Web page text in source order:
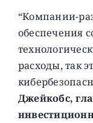
“Компании-
обеспечения
расходы, так
Джейкобс,